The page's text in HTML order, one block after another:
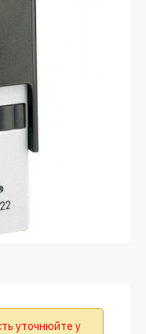
уточнюйте у